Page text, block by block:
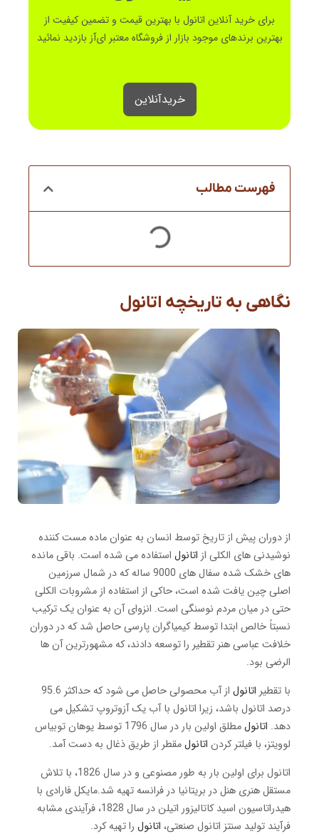
برای خرید آنلاین اتانول با بهترین قیمت و تضمین کیفیت از
بهترین برندهای موجود بازار از فروشگاه معتبر ای‌آز بازدید نمائید
خرید‌آنلاین
فهرست مطالب
نگاهی به تاریخچه اتانول
از دوران پیش از تاریخ توسط انسان به عنوان ماده مست کننده
نوشیدنی های الکلی از اتانول استفاده می شده است. باقی مانده
های خشک شده سفال های 9000 ساله که در شمال سرزمین
اصلی چین یافت شده است، حاکی از استفاده از مشروبات الکلی
حتی در میان مردم نوسنگی است. انزوای آن به عنوان یک ترکیب
نسبتاً خالص ابتدا توسط کیمیاگران پارسی حاصل شد که در دوران
خلافت عباسی هنر تقطیر را توسعه دادند، که مشهورترین آن ها
الرضی بود.
با تقطیر اتانول
از آب محصولی حاصل می شود که حداکثر 95.6
درصد اتانول باشد، زیرا اتانول با آب یک آزوتروپ تشکیل می
دهد. اتانول
مطلق اولین بار در سال 1796 توسط یوهان توبیاس
لوویتز، با فیلتر کردن اتانولمقطر از طریق ذغال به دست آمد.
اتانول برای اولین بار به طور مصنوعی و در سال 1826، با تلاش
مستقل هنری هنل در بریتانیا در فرانسه تهیه شد.مایکل فارادی با
هیدراتاسیون اسید کاتالیزور اتیلن در سال 1828، فرآیندی مشابه
فرآیند تولید سنتز اتانول صنعتی، اتانول را تهیه کرد.